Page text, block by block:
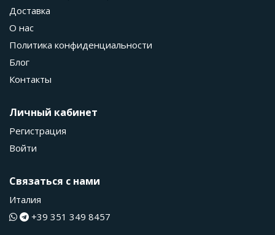
Доставка
О нас
Политика конфиденциальности
Блог
Контакты
Личный кабинет
Регистрация
Войти
Связаться с нами
Италия
+39 351 349 8457